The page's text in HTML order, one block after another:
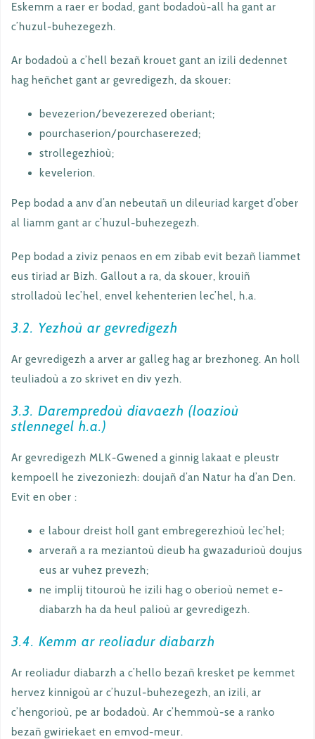
Eskemm a raer er bodad, gant bodadoù-all ha gant ar
c’huzul-buhezegezh.
Ar bodadoù a c’hell bezañ krouet gant an izili dedennet
hag heñchet gant ar gevredigezh, da skouer:
bevezerion/bevezerezed oberiant;
pourchaserion/pourchaserezed;
strollegezhioù;
kevelerion.
Pep bodad a anv d’an nebeutañ un dileuriad karget d’ober
al liamm gant ar c’huzul-buhezegezh.
Pep bodad a ziviz penaos en em zibab evit bezañ liammet
eus tiriad ar Bizh. Gallout a ra, da skouer, krouiñ
strolladoù lec’hel, envel kehenterien lec’hel, h.a.
3.2. Yezhoù ar gevredigezh
Ar gevredigezh a arver ar galleg hag ar brezhoneg. An holl
teuliadoù a zo skrivet en div yezh.
3.3. Darempredoù diavaezh (loazioù
stlennegel h.a.)
Ar gevredigezh MLK-Gwened a ginnig lakaat e pleustr
kempoell he zivezoniezh: doujañ d’an Natur ha d’an Den.
Evit en ober :
e labour dreist holl gant embregerezhioù lec’hel;
arverañ a ra meziantoù dieub ha gwazadurioù doujus
eus ar vuhez prevezh;
ne implij titouroù he izili hag o oberioù nemet e-
diabarzh ha da heul palioù ar gevredigezh.
3.4. Kemm ar reoliadur diabarzh
Ar reoliadur diabarzh a c’hello bezañ kresket pe kemmet
hervez kinnigoù ar c’huzul-buhezegezh, an izili, ar
c’hengorioù, pe ar bodadoù. Ar c’hemmoù-se a ranko
bezañ gwiriekaet en emvod-meur.